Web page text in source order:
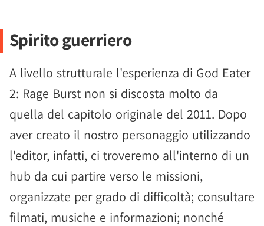
Spirito guerriero
A livello strutturale l'esperienza di God Eater
2: Rage Burst non si discosta molto da
quella del capitolo originale del 2011. Dopo
aver creato il nostro personaggio utilizzando
l'editor, infatti, ci troveremo all'interno di un
hub da cui partire verso le missioni,
organizzate per grado di difficoltà; consultare
filmati, musiche e informazioni; nonché